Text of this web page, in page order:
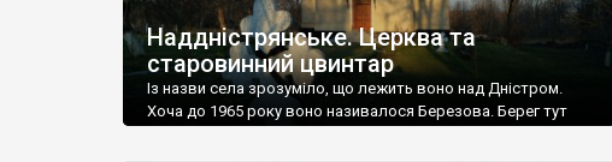
Наддністрянське. Церква та
старовинний цвинтар
Із назви села зрозуміло, що лежить воно над Дністром.
Хоча до 1965 року воно називалося Березова. Берег тут